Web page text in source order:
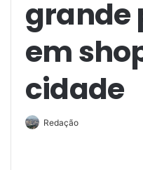
grande
em
cidade
Redação